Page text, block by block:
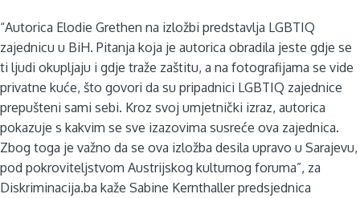
“Autorica Elodie Grethen na izložbi predstavlja LGBTIQ
zajednicu u BiH. Pitanja koja je autorica obradila jeste gdje se
ti ljudi okupljaju i gdje traže zaštitu, a na fotografijama se vide
privatne kuće, što govori da su pripadnici LGBTIQ zajednice
prepušteni sami sebi. Kroz svoj umjetnički izraz, autorica
pokazuje s kakvim se sve izazovima susreće ova zajednica.
Zbog toga je važno da se ova izložba desila upravo u Sarajevu,
pod pokroviteljstvom Austrijskog kulturnog foruma”, za
Diskriminacija.ba kaže Sabine Kernthaller predsjednica